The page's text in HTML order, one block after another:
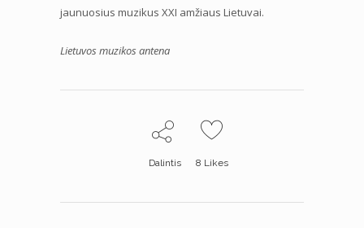
jaunuosius muzikus XXI amžiaus Lietuvai.
Lietuvos muzikos antena
Dalintis 8 Likes